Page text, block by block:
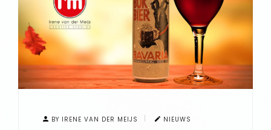
BY IRENE VAN DER MEIJS NIEUWS